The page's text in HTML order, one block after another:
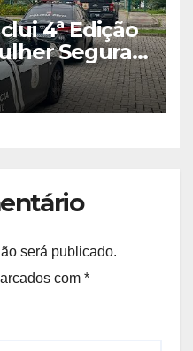
4ª Edição
Segura
e 1.815
será publicado.
com *